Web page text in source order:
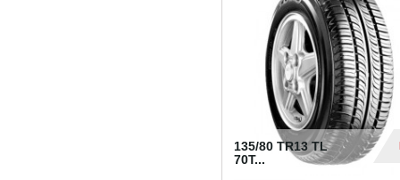
135/80 TR13 TL
70T...